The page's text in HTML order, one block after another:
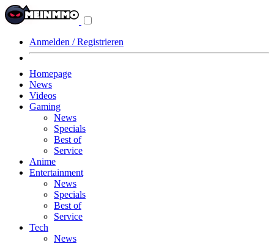
Anmelden / Registrieren
Homepage
News
Videos
Gaming
News
Specials
Best of
Service
Anime
Entertainment
News
Specials
Best of
Service
Tech
News